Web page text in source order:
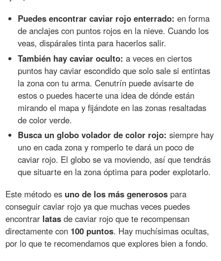
Puedes encontrar caviar rojo enterrado: en forma
de anclajes con puntos rojos en la nieve. Cuando los
veas, dispárales tinta para hacerlos salir.
También hay caviar oculto: a veces en ciertos
puntos hay caviar escondido que solo sale si entintas
la zona con tu arma. Cenutrín puede avisarte de
estos o puedes hacerte una idea de dónde están
mirando el mapa y fijándote en las zonas resaltadas
de color verde.
Busca un globo volador de color rojo: siempre hay
uno en cada zona y romperlo te dará un poco de
caviar rojo. El globo se va moviendo, así que tendrás
que situarte en la zona óptima para poder explotarlo.
Este método es uno de los más generosos para
conseguir caviar rojo ya que muchas veces puedes
encontrar latas de caviar rojo que te recompensan
directamente con 100 puntos. Hay muchísimas ocultas,
por lo que te recomendamos que explores bien a fondo.